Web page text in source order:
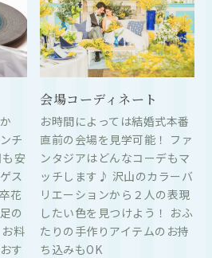
チ
安
ス
花
の
料
す
会場コーディネート
お時間によっては結婚式本番
直前の会場を見学可能！ ファ
ンタジアはどんなコーデもマ
ッチします♪ 沢山のカラーバ
リエーションから２人の表現
したい色を見つけよう！ おふ
たりの手作りアイテムのお持
ち込みもOK